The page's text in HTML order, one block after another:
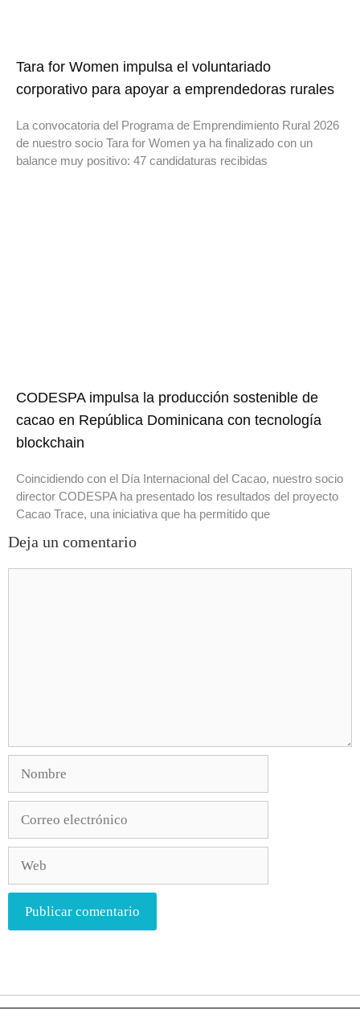
Tara for Women impulsa el voluntariado
corporativo para apoyar a emprendedoras rurales
La convocatoria del Programa de Emprendimiento Rural 2026
de nuestro socio Tara for Women ya ha finalizado con un
balance muy positivo: 47 candidaturas recibidas
CODESPA impulsa la producción sostenible de
cacao en República Dominicana con tecnología
blockchain
Coincidiendo con el Día Internacional del Cacao, nuestro socio
director CODESPA ha presentado los resultados del proyecto
Cacao Trace, una iniciativa que ha permitido que
Deja un comentario